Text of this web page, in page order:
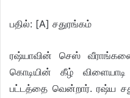
பதில்: [A] சதுரங்கம்
ரஷ்யாவின் செஸ்
கொடியின் கீழ்
பட்டத்தை வென்றார். ரஷ்ய